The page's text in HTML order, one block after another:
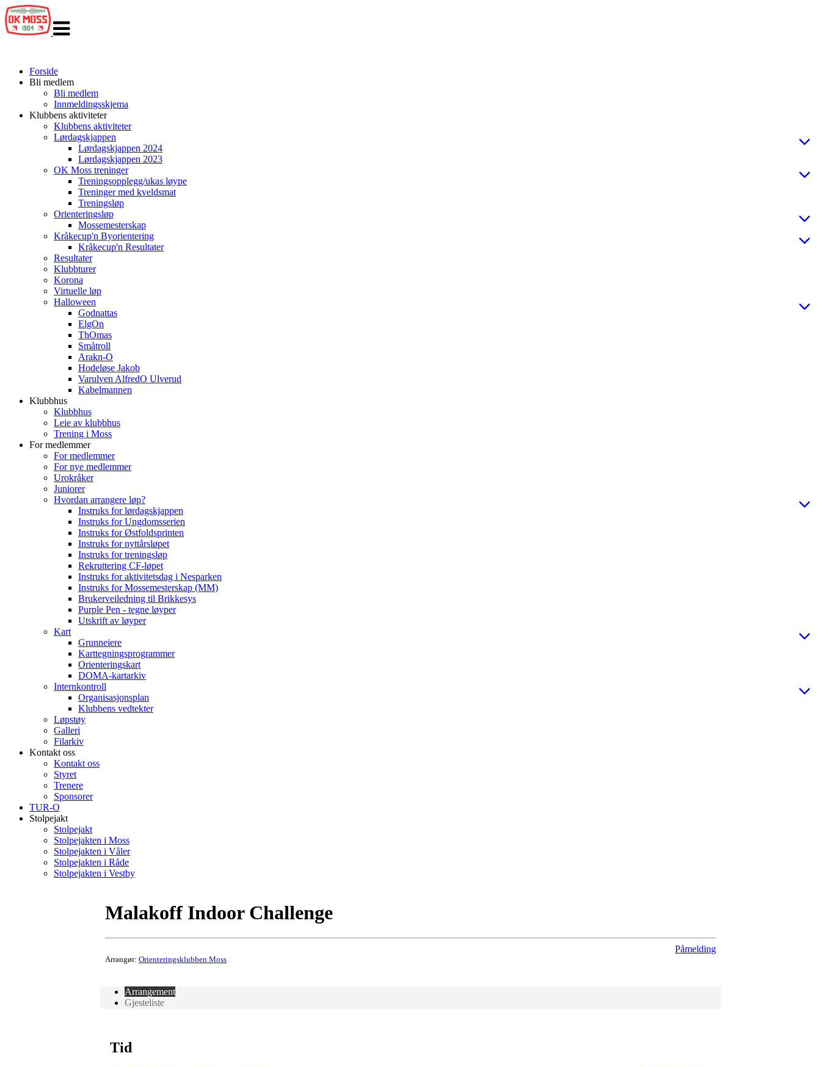
navigasjon
Forside
Bli medlem
Bli medlem
Innmeldingsskjema
Klubbens aktiviteter
Klubbens aktiviteter
Lørdagskjappen
Lørdagskjappen 2024
Lørdagskjappen 2023
OK Moss treninger
Treningsopplegg/ukas løype
Treninger med kveldsmat
Treningsløp
Orienteringsløp
Mossemesterskap
Kråkecup'n Byorientering
Kråkecup'n Resultater
Resultater
Klubbturer
Korona
Virtuelle løp
Halloween
Godnattas
ElgOn
ThOmas
Småtroll
Arakn-O
Hodeløse Jakob
Varulven AlfredO Ulverud
Kabelmannen
Klubbhus
Klubbhus
Leie av klubbhus
Trening i Moss
For medlemmer
For medlemmer
For nye medlemmer
Urokråker
Juniorer
Hvordan arrangere løp?
Instruks for lørdagskjappen
Instruks for Ungdomsserien
Instruks for Østfoldsprinten
Instruks for nyttårsløpet
Instruks for treningsløp
Rekruttering CF-løpet
Instruks for aktivitetsdag i Nesparken
Instruks for Mossemesterskap (MM)
Brukerveiledning til Brikkesys
Purple Pen - tegne løyper
Utskrift av løyper
Kart
Grunneiere
Karttegningsprogrammer
Orienteringskart
DOMA-kartarkiv
Internkontroll
Organisasjonsplan
Klubbens vedtekter
Løpstøy
Galleri
Filarkiv
Kontakt oss
Kontakt oss
Styret
Trenere
Sponsorer
TUR-O
Stolpejakt
Stolpejakt
Stolpejakten i Moss
Stolpejakten i Våler
Stolpejakten i Råde
Stolpejakten i Vestby
Malakoff Indoor Challenge
Arrangør: Orienteringsklubben Moss
Påmelding
Arrangement
Gjesteliste
Tid